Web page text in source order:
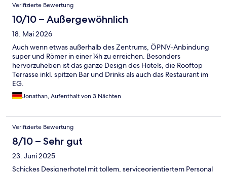
Verifizierte Bewertung
10/10 – Außergewöhnlich
18. Mai 2026
Auch wenn etwas außerhalb des Zentrums, ÖPNV-Anbindung
super und Römer in einer ¼h zu erreichen. Besonders
hervorzuheben ist das ganze Design des Hotels, die Rooftop
Terrasse inkl. spitzen Bar und Drinks als auch das Restaurant im
EG.
Jonathan, Aufenthalt von 3 Nächten
Verifizierte Bewertung
8/10 – Sehr gut
23. Juni 2025
Schickes Designerhotel mit tollem, serviceorientiertem Personal